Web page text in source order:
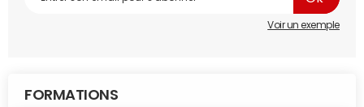
Voir un exemple
FORMATIONS